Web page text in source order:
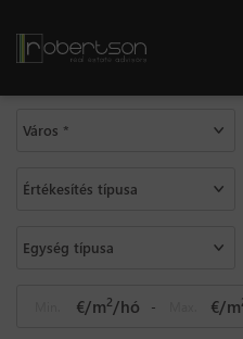
Város *
Értékesítés típusa
Egység típusa
€/m2/hó - €/m